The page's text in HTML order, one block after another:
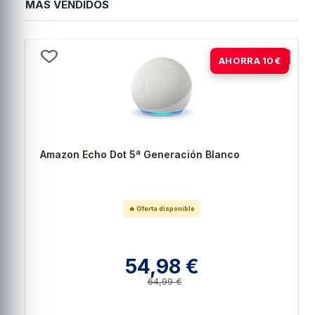
MÁS VENDIDOS
AHORRA 10€
-15%
Amazon Echo Dot 5ª Generación Blanco
🔥 Oferta disponible
54,98 €
64,99 €